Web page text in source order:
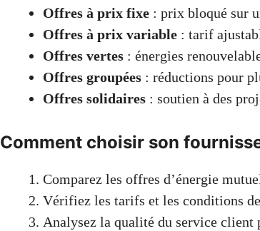
Offres à prix fixe : prix bloqué sur
Offres à prix variable : tarif
Offres vertes : énergies
Offres groupées : réductions pour
Offres solidaires : soutien à des
Comment choisir son
Comparez les offres d’énergie
Vérifiez les tarifs et les conditions
Analysez la qualité du service client